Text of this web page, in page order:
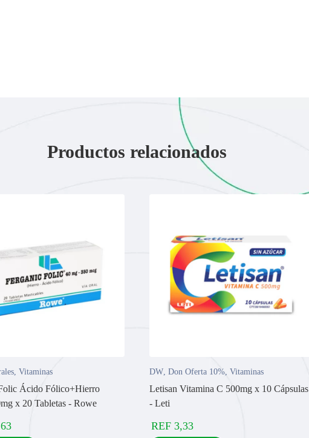
Productos relacionados
, Vitaminas
Ácido Fólico+Hierro
x 20 Tabletas - Rowe
DW, Don Oferta 10%, Vitaminas
Letisan Vitamina C 500mg x 10 Cápsulas
- Leti
REF 3,33